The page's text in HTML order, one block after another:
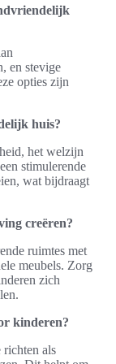
en stevige
opties zijn
huis?
het welzijn
stimulerende
wat bijdraagt
creëren?
ruimtes met
meubels. Zorg
zich
kinderen?
als